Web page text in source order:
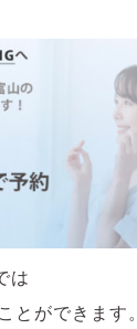
は
とができます。